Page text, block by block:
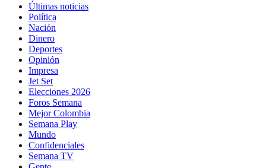
Últimas noticias
Política
Nación
Dinero
Deportes
Opinión
Impresa
Jet Set
Elecciones 2026
Foros Semana
Mejor Colombia
Semana Play
Mundo
Confidenciales
Semana TV